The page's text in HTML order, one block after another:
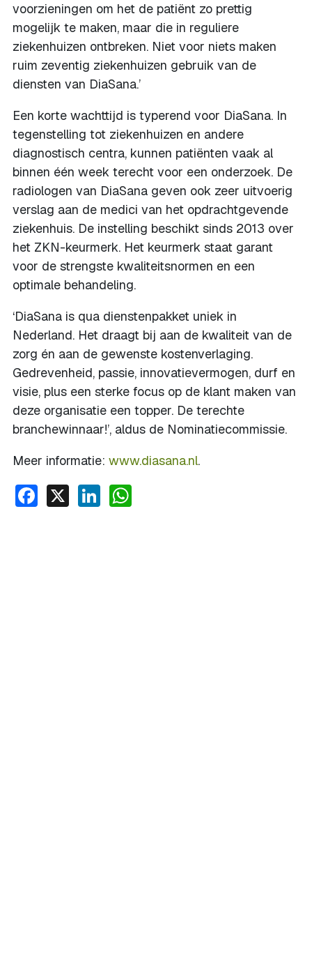
voorzieningen om het de patiënt zo prettig
mogelijk te maken, maar die in reguliere
ziekenhuizen ontbreken. Niet voor niets maken
ruim zeventig ziekenhuizen gebruik van de
diensten van DiaSana.’
Een korte wachttijd is typerend voor DiaSana. In
tegenstelling tot ziekenhuizen en andere
diagnostisch centra, kunnen patiënten vaak al
binnen één week terecht voor een onderzoek. De
radiologen van DiaSana geven ook zeer uitvoerig
verslag aan de medici van het opdrachtgevende
ziekenhuis. De instelling beschikt sinds 2013 over
het ZKN-keurmerk. Het keurmerk staat garant
voor de strengste kwaliteitsnormen en een
optimale behandeling.
‘DiaSana is qua dienstenpakket uniek in
Nederland. Het draagt bij aan de kwaliteit van de
zorg én aan de gewenste kostenverlaging.
Gedrevenheid, passie, innovatievermogen, durf en
visie, plus een sterke focus op de klant maken van
deze organisatie een topper. De terechte
branchewinnaar!’, aldus de Nominatiecommissie.
Meer informatie: www.diasana.nl.
Facebook
X LinkedIn